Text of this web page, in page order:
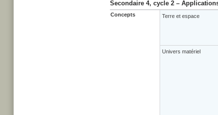
Secondaire 4, cycle 2 –
Concepts Terre et espace
Univers matériel